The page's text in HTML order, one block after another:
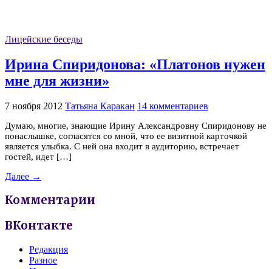
Лицейские беседы
Ирина Спиридонова: «Платонов нужен
мне для жизни»
7 ноября 2012 Татьяна Каракан 14 комментариев
Думаю, многие, знающие Ирину Александровну Спиридонову не
понаслышке, согласятся со мной, что ее визитной карточкой
является улыбка. С ней она входит в аудиторию, встречает
гостей, идет […]
Далее →
Комментарии
ВКонтакте
Редакция
Разное